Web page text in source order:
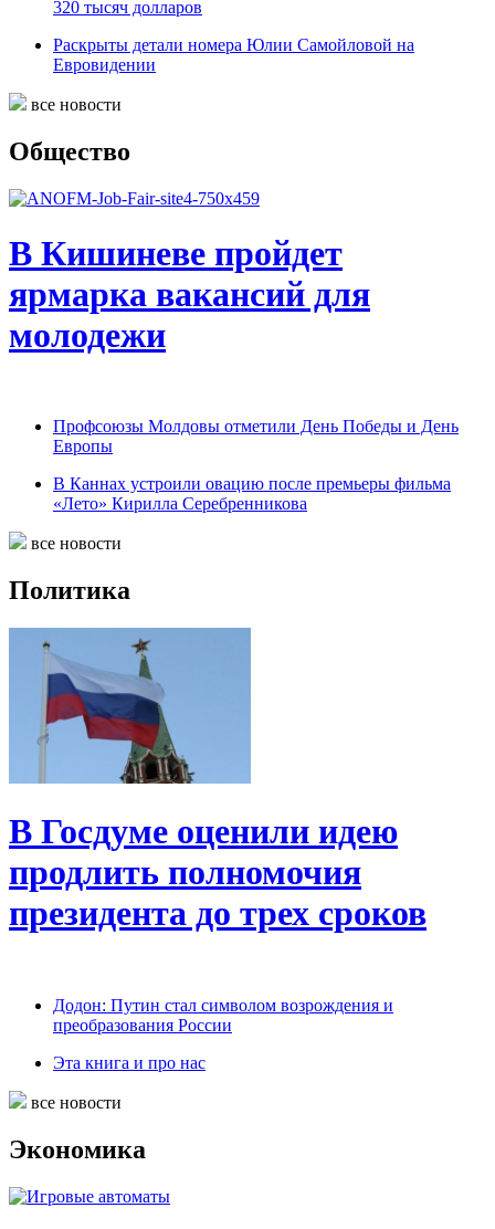
320 тысяч долларов
Раскрыты детали номера Юлии Самойловой на
Евровидении
все новости
Общество
В Кишиневе пройдет
ярмарка вакансий для
молодежи
Профсоюзы Молдовы отметили День Победы и День
Европы
В Каннах устроили овацию после премьеры фильма
«Лето» Кирилла Серебренникова
все новости
Политика
В Госдуме оценили идею
продлить полномочия
президента до трех сроков
Додон: Путин стал символом возрождения и
преобразования России
Эта книга и про нас
все новости
Экономика